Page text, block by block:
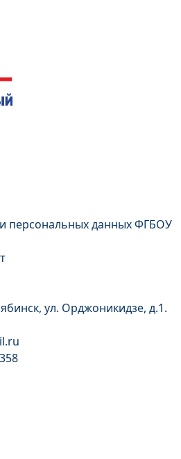
персональных данных ФГБОУ
ул. Орджоникидзе, д.1.